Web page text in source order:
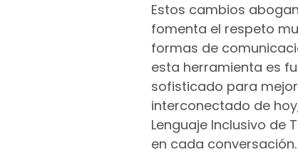
Estos cambios
fomenta el respeto
formas de
esta herramienta es
sofisticado para
interconectado de
Lenguaje Inclusivo de
en cada conversación.